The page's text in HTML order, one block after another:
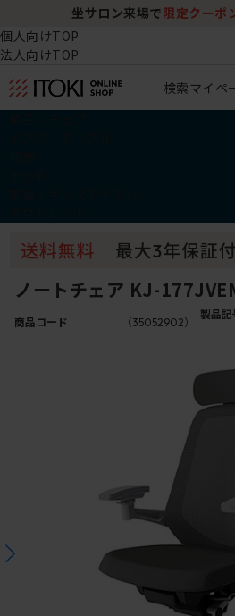
坐サロン来場で 限定クーポ
個人向けTOP
法人向けTOP
検索マイペ
ノートチェア KJ-
商品コード （35052902）
製品記